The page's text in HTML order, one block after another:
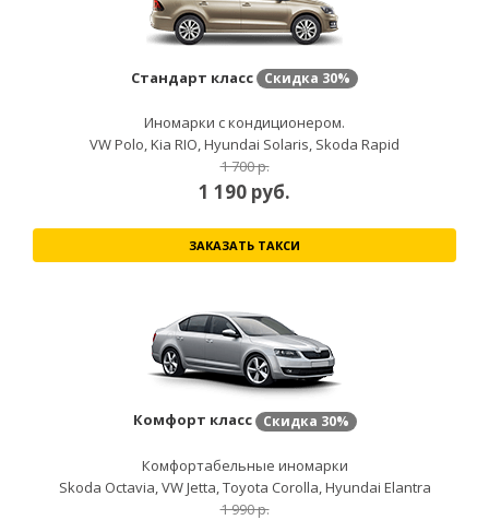
Стандарт класс Скидка 30%
Иномарки с кондиционером.
VW Polo, Kia RIO, Hyundai Solaris, Skoda Rapid
1 700 р.
1 190 руб.
ЗАКАЗАТЬ ТАКСИ
Комфорт класс Скидка 30%
Комфортабельные иномарки
Skoda Octavia, VW Jetta, Toyota Corolla, Hyundai Elantra
1 990 р.